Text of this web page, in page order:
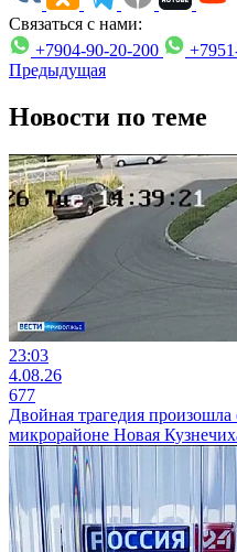
Связаться с нами:
+7904-90-20-200
Предыдущая
Новости по теме
23:03
4.08.26
677
Двойная трагедия
микрорайоне Новая